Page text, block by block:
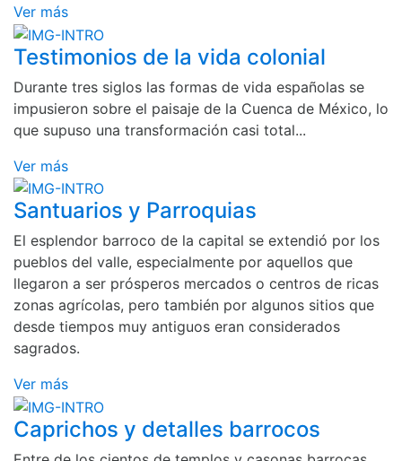
Ver más
Testimonios de la vida colonial
Durante tres siglos las formas de vida españolas se
impusieron sobre el paisaje de la Cuenca de México, lo
que supuso una transformación casi total...
Ver más
Santuarios y Parroquias
El esplendor barroco de la capital se extendió por los
pueblos del valle, especialmente por aquellos que
llegaron a ser prósperos mercados o centros de ricas
zonas agrícolas, pero también por algunos sitios que
desde tiempos muy antiguos eran considerados
sagrados.
Ver más
Caprichos y detalles barrocos